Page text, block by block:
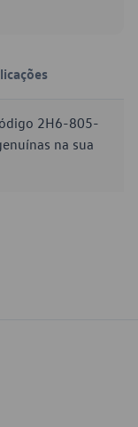
2H6-805-
na sua